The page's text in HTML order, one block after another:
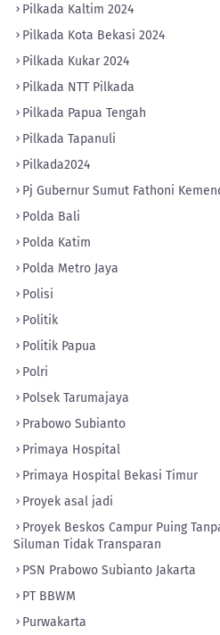
Pilkada Kaltim 2024
Pilkada Kota Bekasi 2024
Pilkada Kukar 2024
Pilkada NTT Pilkada
Pilkada Papua Tengah
Pilkada Tapanuli
Pilkada2024
Pj Gubernur Sumut Fathoni
Polda Bali
Polda Katim
Polda Metro Jaya
Polisi
Politik
Politik Papua
Polri
Polsek Tarumajaya
Prabowo Subianto
Primaya Hospital
Primaya Hospital Bekasi Timur
Proyek asal jadi
Proyek Beskos Campur Puing
Siluman Tidak Transparan
PSN Prabowo Subianto Jakarta
PT BBWM
Purwakarta